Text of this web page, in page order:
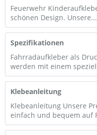
Feuerwehr
schönen Design. Unsere...
Spezifikationen
Fahrradaufkleber als
werden mit einem
Klebeanleitung
Klebeanleitung Unsere
einfach und bequem auf